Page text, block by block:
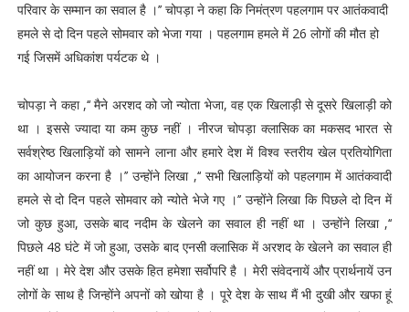
परिवार के सम्मान का सवाल है ।’’ चोपड़ा ने कहा कि निमंत्रण पहलगाम पर आतंकवादी
हमले से दो दिन पहले सोमवार को भेजा गया । पहलगाम हमले में 26 लोगों की मौत हो
गई जिसमें अधिकांश पर्यटक थे ।
चोपड़ा ने कहा ,‘‘ मैने अरशद को जो न्योता भेजा, वह एक खिलाड़ी से दूसरे खिलाड़ी को
था । इससे ज्यादा या कम कुछ नहीं । नीरज चोपड़ा क्लासिक का मकसद भारत से
सर्वश्रेष्ठ खिलाड़ियों को सामने लाना और हमारे देश में विश्व स्तरीय खेल प्रतियोगिता
का आयोजन करना है ।’’ उन्होंने लिखा ,‘‘ सभी खिलाड़ियों को पहलगाम में आतंकवादी
हमले से दो दिन पहले सोमवार को न्योते भेजे गए ।’’ उन्होंने लिखा कि पिछले दो दिन में
जो कुछ हुआ, उसके बाद नदीम के खेलने का सवाल ही नहीं था । उन्होंने लिखा ,‘‘
पिछले 48 घंटे में जो हुआ, उसके बाद एनसी क्लासिक में अरशद के खेलने का सवाल ही
नहीं था । मेरे देश और उसके हित हमेशा सर्वोपरि है । मेरी संवेदनायें और प्रार्थनायें उन
लोगों के साथ है जिन्होंने अपनों को खोया है । पूरे देश के साथ मैं भी दुखी और खफा हूं